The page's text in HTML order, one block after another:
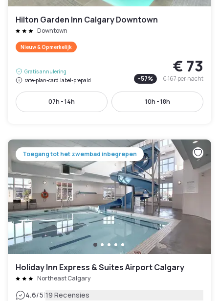
Hilton Garden Inn Calgary Downtown
Downtown
Nieuw & Opmerkelijk
Gratis annulering
rate-plan-card.label-prepaid
€ 73
-57% € 167per nacht
07h - 14h 10h - 18h
Toegang tot het zwembad inbegrepen
Holiday Inn Express & Suites Airport Calgary
Northeast Calgary
4.6/5|19 Recensies